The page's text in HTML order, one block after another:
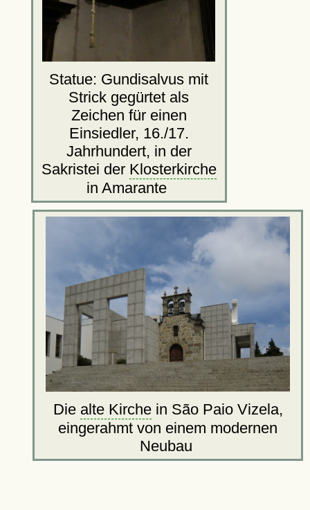
Statue: Gundisalvus mit
Strick gegürtet als
Zeichen für einen
Einsiedler, 16./17.
Jahrhundert, in der
Sakristei der Klosterkirche
in Amarante
Die alte Kirchein São Paio Vizela,
eingerahmt von einem modernen
Neubau